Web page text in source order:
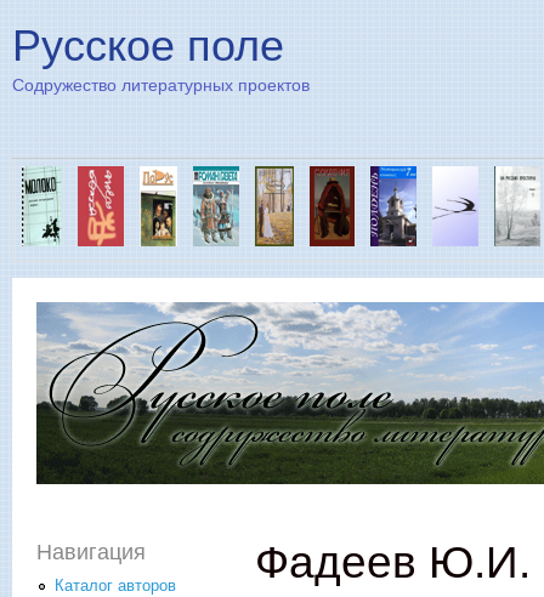
Русское поле
Содружество литературных проектов
Фадеев Ю.И.
Навигация
Каталог авторов